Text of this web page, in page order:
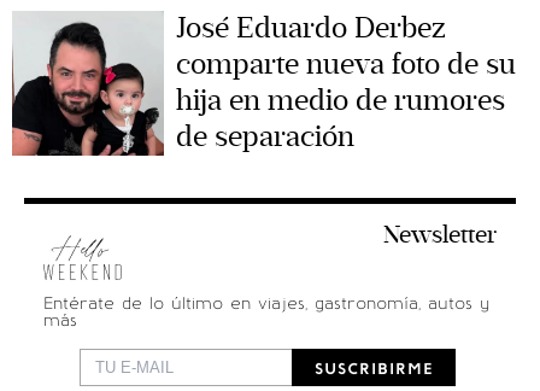
José Eduardo Derbez
comparte nueva foto de su
hija en medio de rumores
de separación
Newsletter
Entérate de lo último en viajes, gastronomía, autos y
SUSCRIBIRME